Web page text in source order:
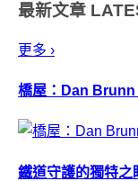
最新文章
更多 ›
橋屋：Dan Brunn
鐵道守護的獨特之